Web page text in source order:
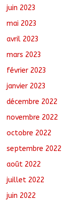
juin 2023
mai 2023
avril 2023
mars 2023
février 2023
janvier 2023
décembre 2022
novembre 2022
octobre 2022
septembre 2022
août 2022
juillet 2022
juin 2022